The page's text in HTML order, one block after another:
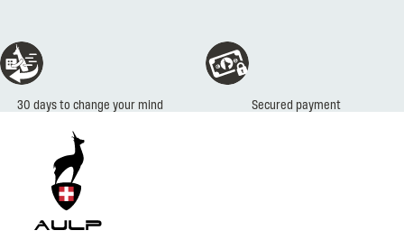
Secured payment